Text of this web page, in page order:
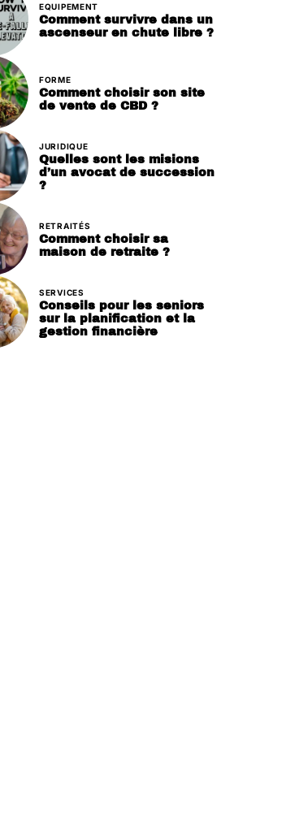
EQUIPEMENT
Comment survivre dans un
ascenseur en chute libre ?
FORME
Comment choisir son site
de vente de CBD ?
JURIDIQUE
Quelles sont les misions
d’un avocat de succession
?
RETRAITÉS
Comment choisir sa
maison de retraite ?
SERVICES
Conseils pour les seniors
sur la planification et la
gestion financière